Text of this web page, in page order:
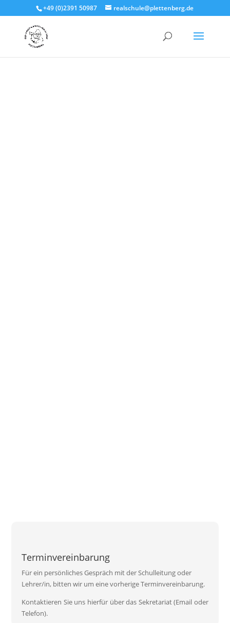
+49 (0)2391 50987 realschule@plettenberg.de
Terminvereinbarung
Für ein persönliches Gespräch mit der Schulleitung oder
Lehrer/in, bitten wir um eine vorherige Terminvereinbarung.
Kontaktieren Sie uns hierfür über das Sekretariat (Email oder
Telefon).